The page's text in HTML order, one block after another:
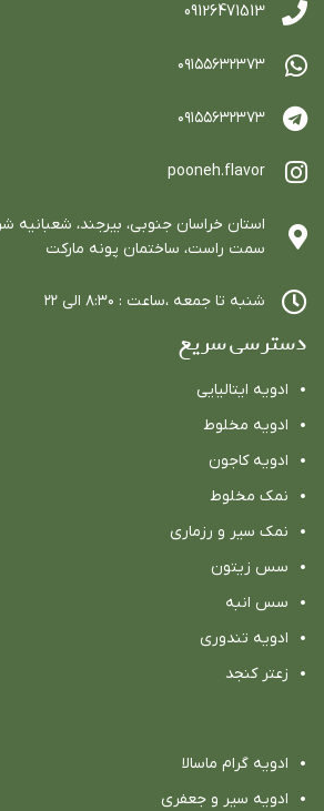
09126471513
٠٩١٥٥٦٣٢٣٧٣
٠٩١٥٥٦٣٢٣٧٣
pooneh.flavor
سمت راست، ساختمان پونه ماركت
شنبه تا جمعه ،ساعت : ٨:٣٠ الي ٢٢
دسترسی سریع
ادویه ایتالیایی
ادویه مخلوط
ادویه كاجون
نمک مخلوط
نمک سیر و رزماری
سس زیتون
سس انبه
ادویه تندوری
زعتر کنجد
ادویه گرام ماسالا
ادویه سیر و جعفری